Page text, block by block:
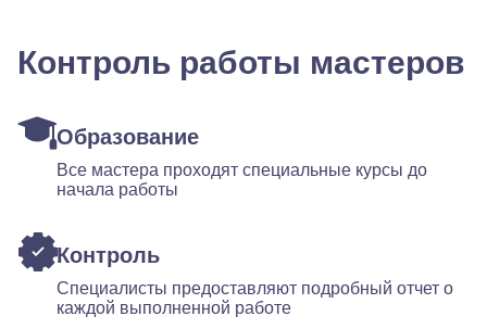
Контроль работы мастеров
Образование
Все мастера проходят специальные курсы до
начала работы
Контроль
Специалисты предоставляют подробный отчет о
каждой выполненной работе